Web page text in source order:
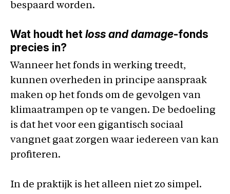
bespaard worden.
Wat houdt het loss and damage-fonds
precies in?
Wanneer het fonds in werking treedt,
kunnen overheden in principe aanspraak
maken op het fonds om de gevolgen van
klimaatrampen op te vangen. De bedoeling
is dat het voor een gigantisch sociaal
vangnet gaat zorgen waar iedereen van kan
profiteren.
In de praktijk is het alleen niet zo simpel.